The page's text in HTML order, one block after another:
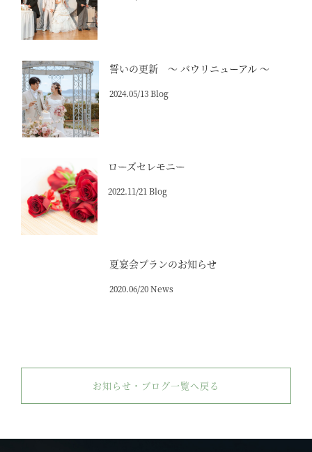
誓いの更新 ～ バウリニューアル ～
2024.05/13 Blog
ローズセレモニー
2022.11/21 Blog
夏宴会プランのお知らせ
2020.06/20 News
お知らせ・ブログ一覧へ戻る